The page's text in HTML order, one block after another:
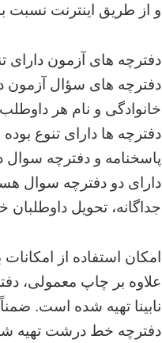
و از طریق اینترنت نسبت
دفترچه های آزمون
دفترچه های سؤال
خانوادگی و نام هر
پاسخنامه و دفترچه سوال
جداگانه، تحویل داوطلبان
امکان استفاده از
علاوه بر چاپ معمولی،
نابینا تهیه شده است.
دفترچه خط درشت تهیه